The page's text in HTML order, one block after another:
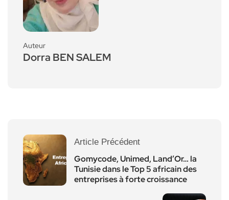
Auteur
Dorra BEN SALEM
Article Précédent
Gomycode, Unimed, Land’Or… la
Tunisie dans le Top 5 africain des
entreprises à forte croissance